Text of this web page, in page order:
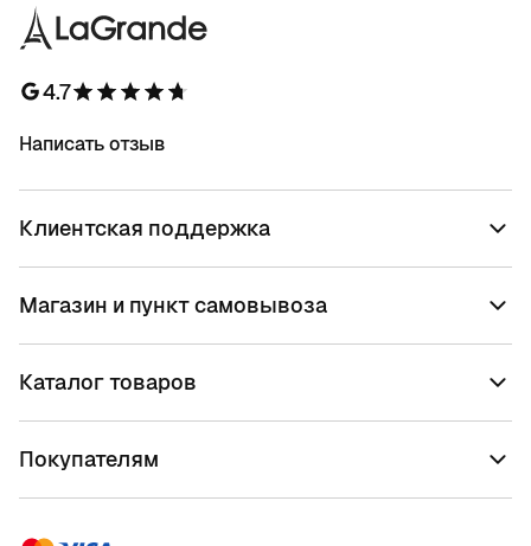
4.7
Написать отзыв
Клиентская поддержка
Магазин и пункт самовывоза
Каталог товаров
Покупателям